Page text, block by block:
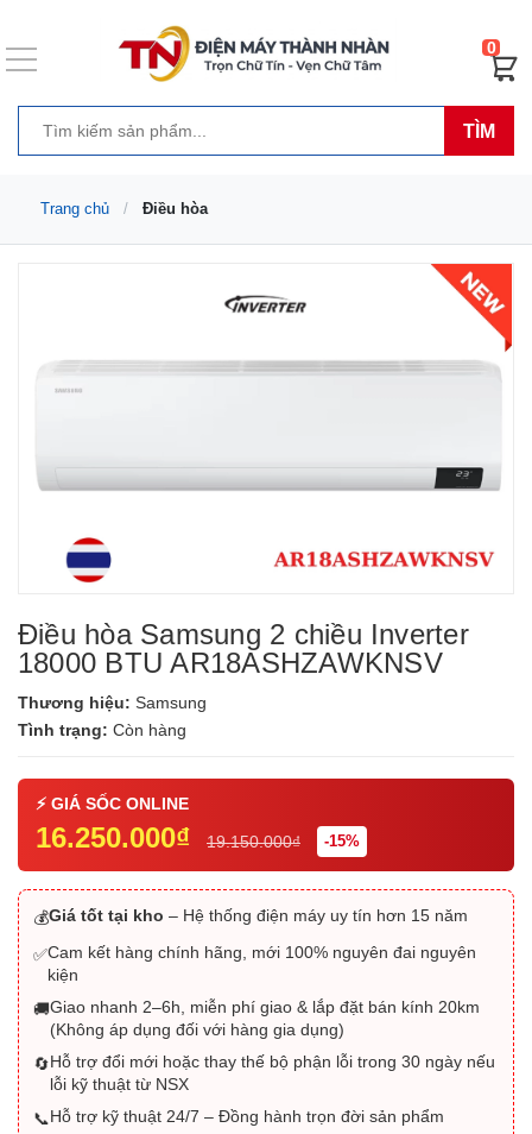
TÌM
0
Trang chủ Điều hòa
Điều hòa Samsung 2 chiều Inverter
18000 BTU AR18ASHZAWKNSV
Thương hiệu: Samsung
Tình trạng: Còn hàng
16.250.000₫ 19.150.000₫ -15%
💰Giá tốt tại kho – Hệ thống điện máy uy tín hơn 15 năm
✅Cam kết hàng chính hãng, mới 100% nguyên đai nguyên
kiện
🚚Giao nhanh 2–6h, miễn phí giao & lắp đặt bán kính 20km
(Không áp dụng đối với hàng gia dụng)
🔄Hỗ trợ đổi mới hoặc thay thế bộ phận lỗi trong 30 ngày nếu
lỗi kỹ thuật từ NSX
📞Hỗ trợ kỹ thuật 24/7 – Đồng hành trọn đời sản phẩm